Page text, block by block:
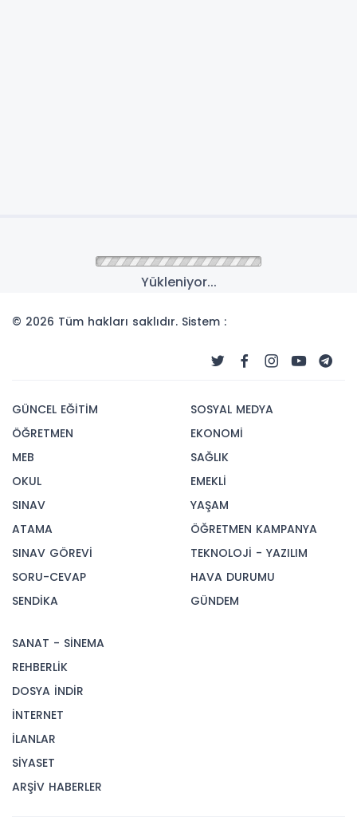
Yükleniyor...
© 2026 Tüm hakları saklıdır. Sistem :
GÜNCEL EĞİTİM
ÖĞRETMEN
MEB
OKUL
SINAV
ATAMA
SINAV GÖREVİ
SORU-CEVAP
SENDİKA
SOSYAL MEDYA
EKONOMİ
SAĞLIK
EMEKLİ
YAŞAM
ÖĞRETMEN KAMPANYA
TEKNOLOJİ - YAZILIM
HAVA DURUMU
GÜNDEM
SANAT - SİNEMA
REHBERLİK
DOSYA İNDİR
İNTERNET
İLANLAR
SİYASET
ARŞİV HABERLER